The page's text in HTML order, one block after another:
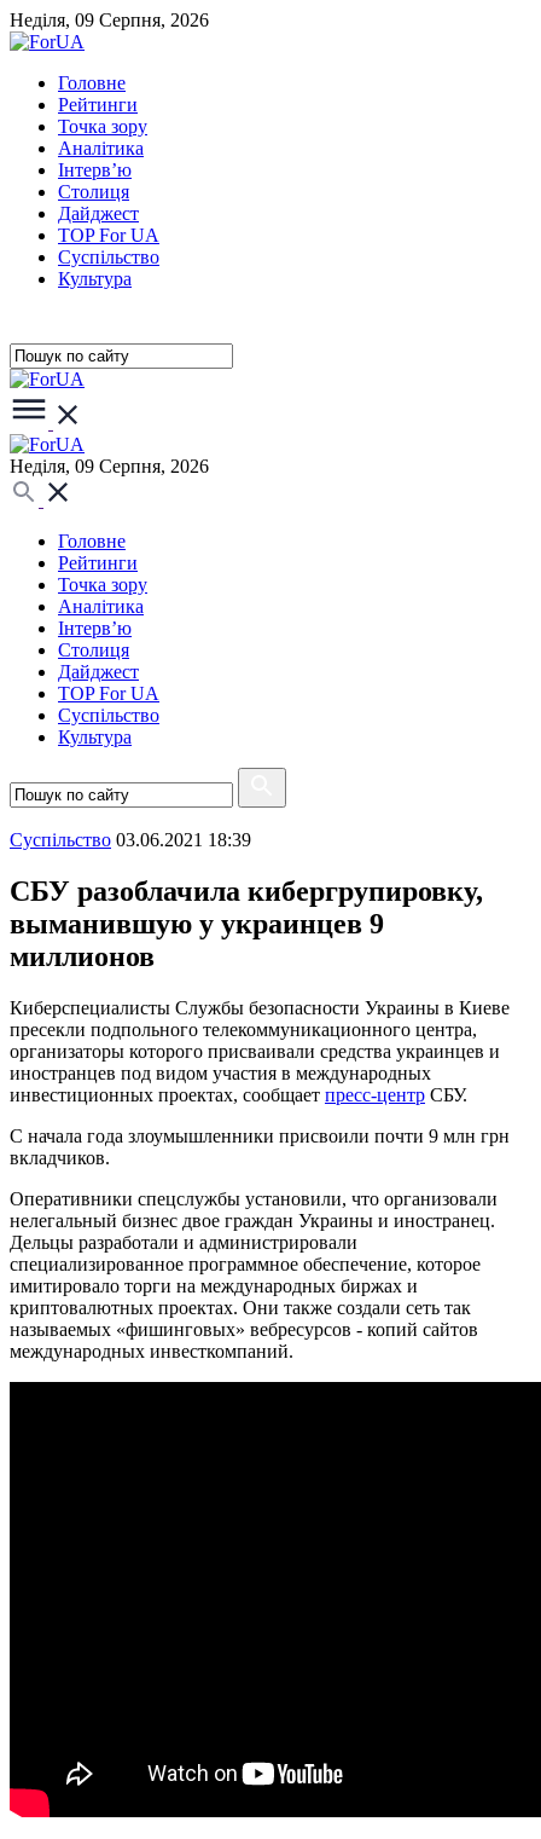
Неділя, 09 Серпня, 2026
Головне
Рейтинги
Точка зору
Аналітика
Інтерв’ю
Столиця
Дайджест
TOP For UA
Суспiльство
Культура
Неділя, 09 Серпня, 2026
Головне
Рейтинги
Точка зору
Аналітика
Інтерв’ю
Столиця
Дайджест
TOP For UA
Суспiльство
Культура
Суспiльство 03.06.2021 18:39
СБУ разоблачила кибергрупировку,
выманившую у украинцев 9
миллионов
Киберспециалисты Службы безопасности Украины в Киеве
пресекли подпольного телекоммуникационного центра,
организаторы которого присваивали средства украинцев и
иностранцев под видом участия в международных
инвестиционных проектах, сообщает пресс-центр СБУ.
С начала года злоумышленники присвоили почти 9 млн грн
вкладчиков.
Оперативники спецслужбы установили, что организовали
нелегальный бизнес двое граждан Украины и иностранец.
Дельцы разработали и администрировали
специализированное программное обеспечение, которое
имитировало торги на международных биржах и
криптовалютных проектах. Они также создали сеть так
называемых «фишинговых» вебресурсов - копий сайтов
международных инвесткомпаний.